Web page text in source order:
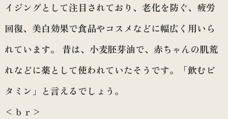
イジングとして注目されており、老化を防ぐ、疲労
回復、美白効果で食品やコスメなどに幅広く用いら
れています。 昔は、小麦胚芽油で、赤ちゃんの肌荒
れなどに薬として使われていたそうです。「飲むビ
タミン」と言えるでしょう。
<ｂｒ>